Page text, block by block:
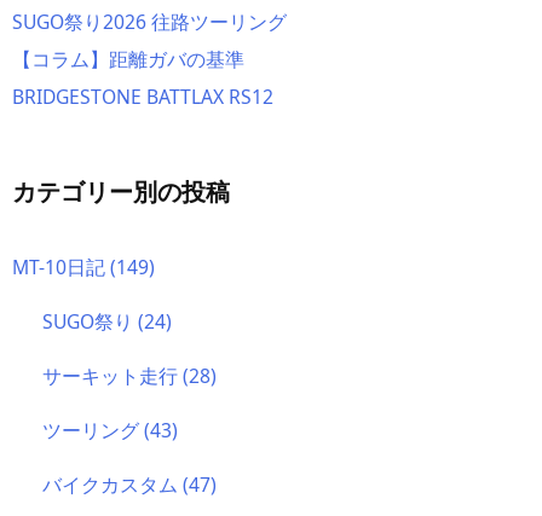
SUGO祭り2026 往路ツーリング
【コラム】距離ガバの基準
BRIDGESTONE BATTLAX RS12
カテゴリー別の投稿
MT-10日記(149)
SUGO祭り(24)
サーキット走行(28)
ツーリング(43)
バイクカスタム(47)